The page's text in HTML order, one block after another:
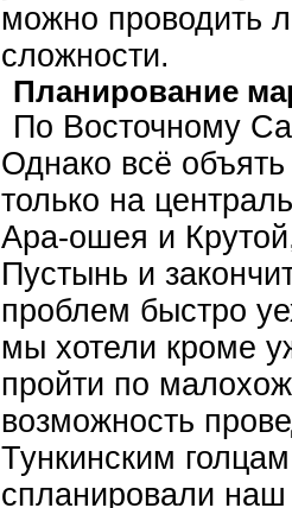
можно проводить
сложности.
Планирование
По Восточному
Однако всё
только на
Ара-ошея и
Пустынь и
проблем быстро
мы хотели кроме
пройти по
возможность
Тункинским
спланировали